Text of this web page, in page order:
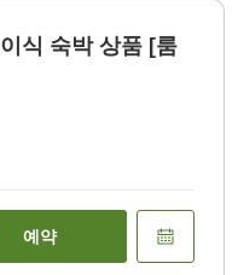
식 숙박 상품 [룸
예약